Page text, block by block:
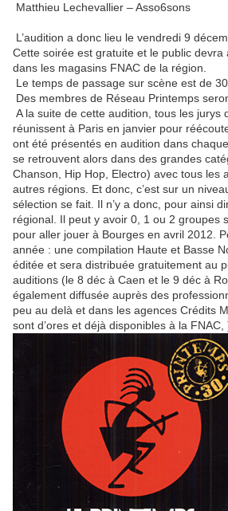
Matthieu Lechevallier – Asso6sons
L’audition a donc lieu le vendredi 9
Cette soirée est gratuite et le public devra
dans les magasins FNAC de la région.
Le temps de passage sur scène est de
Des membres de Réseau Printemps
A la suite de cette audition, tous les jurys
réunissent à Paris en janvier pour
ont été présentés en audition dans
se retrouvent alors dans des grandes
Chanson, Hip Hop, Electro) avec tous les
autres régions. Et donc, c’est sur un
sélection se fait. Il n’y a donc, pour ainsi
régional. Il peut y avoir 0, 1 ou 2 groupes
pour aller jouer à Bourges en avril 2012.
année : une compilation Haute et Basse
éditée et sera distribuée gratuitement au
auditions (le 8 déc à Caen et le 9 déc à
également diffusée auprès des
peu au delà et dans les agences Crédits
sont d’ores et déjà disponibles à la FNAC,